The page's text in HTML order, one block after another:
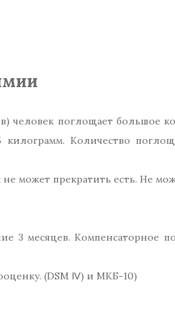
человек поглощает большое
Количество
может прекратить есть. Не
3 месяцев. Компенсаторное
(DSM Ⅳ) и МКБ-10)